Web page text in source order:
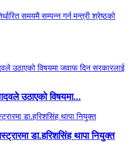
समयमै सम्पन्न गर्न मन्त्री श्रेष्ठको
उठाएको विषयमा...
डा.हरिशसिंह थापा नियुक्त